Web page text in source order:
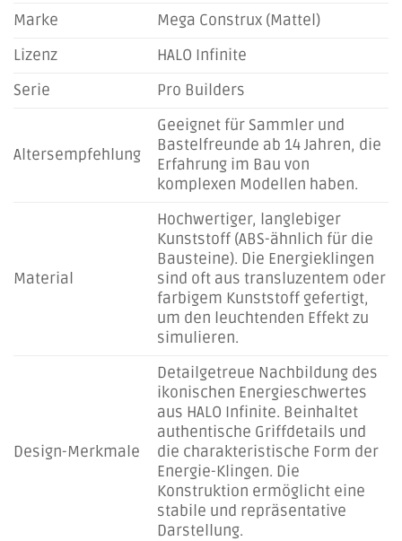
Marke
Mega Construx (Mattel)
Lizenz
HALO Infinite
Serie
Pro Builders
Altersempfehlung
Geeignet für Sammler und
Bastelfreunde ab 14 Jahren, die
Erfahrung im Bau von
komplexen Modellen haben.
Material
Hochwertiger, langlebiger
Kunststoff (ABS-ähnlich für die
Bausteine). Die Energieklingen
sind oft aus transluzentem oder
farbigem Kunststoff gefertigt,
um den leuchtenden Effekt zu
simulieren.
Design-Merkmale
Detailgetreue Nachbildung des
ikonischen Energieschwertes
aus HALO Infinite. Beinhaltet
authentische Griffdetails und
die charakteristische Form der
Energie-Klingen. Die
Konstruktion ermöglicht eine
stabile und repräsentative
Darstellung.